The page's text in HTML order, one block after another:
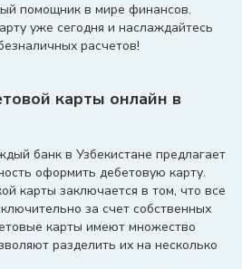
помощник в мире финансов.
уже сегодня и наслаждайтесь
расчетов!
карты онлайн в
банк в Узбекистане предлагает
оформить дебетовую карту.
карты заключается в том, что все
за счет собственных
карты имеют множество
разделить их на несколько